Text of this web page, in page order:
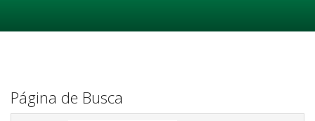
Página de Busca